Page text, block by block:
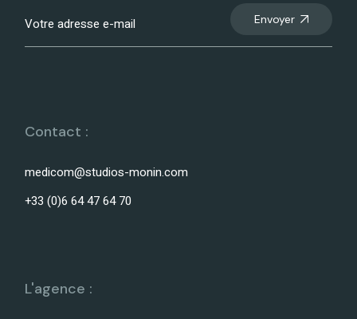
Envoyer
Contact :
medicom@studios-monin.com
+33 (0)6 64 47 64 70
L'agence :